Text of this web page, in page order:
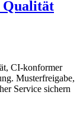
Qualität
CI-konformer
Musterfreigabe,
Service sichern